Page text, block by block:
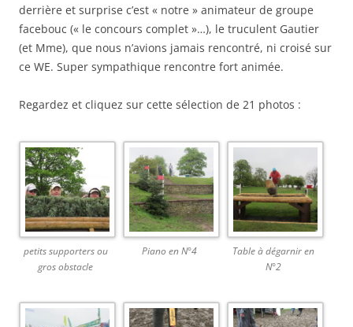
derrière et surprise c’est « notre » animateur de groupe
facebouc (« le concours complet »…), le truculent Gautier
(et Mme), que nous n’avions jamais rencontré, ni croisé sur
ce WE. Super sympathique rencontre fort animée.
Regardez et cliquez sur cette sélection de 21 photos :
petits supporters ou
gros obstacle
Piano en N°4
Table à dégarnir en
N°2